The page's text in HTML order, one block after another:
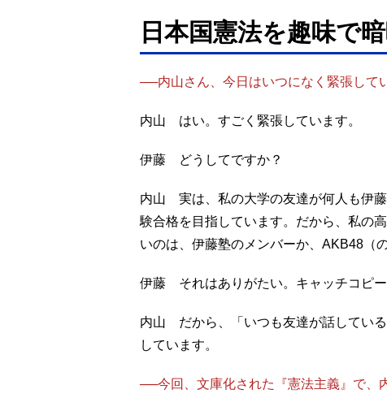
日本国憲法を趣味で
──内山さん、今日はいつになく緊張して
内山 はい。すごく緊張しています。
伊藤 どうしてですか？
内山 実は、私の大学の友達が何人も伊
験合格を目指しています。だから、私の
いのは、伊藤塾のメンバーか、AKB48（
伊藤 それはありがたい。キャッチコピー
内山 だから、「いつも友達が話してい
しています。
──今回、文庫化された『憲法主義』で、